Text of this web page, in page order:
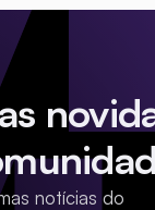
notícias do